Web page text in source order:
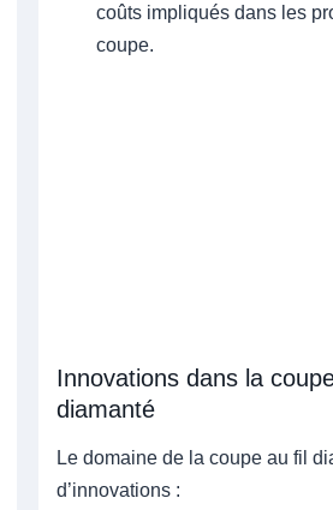
coûts impliqués dans les
coupe.
Innovations dans la
diamanté
Le domaine de la coupe au fil
d’innovations :